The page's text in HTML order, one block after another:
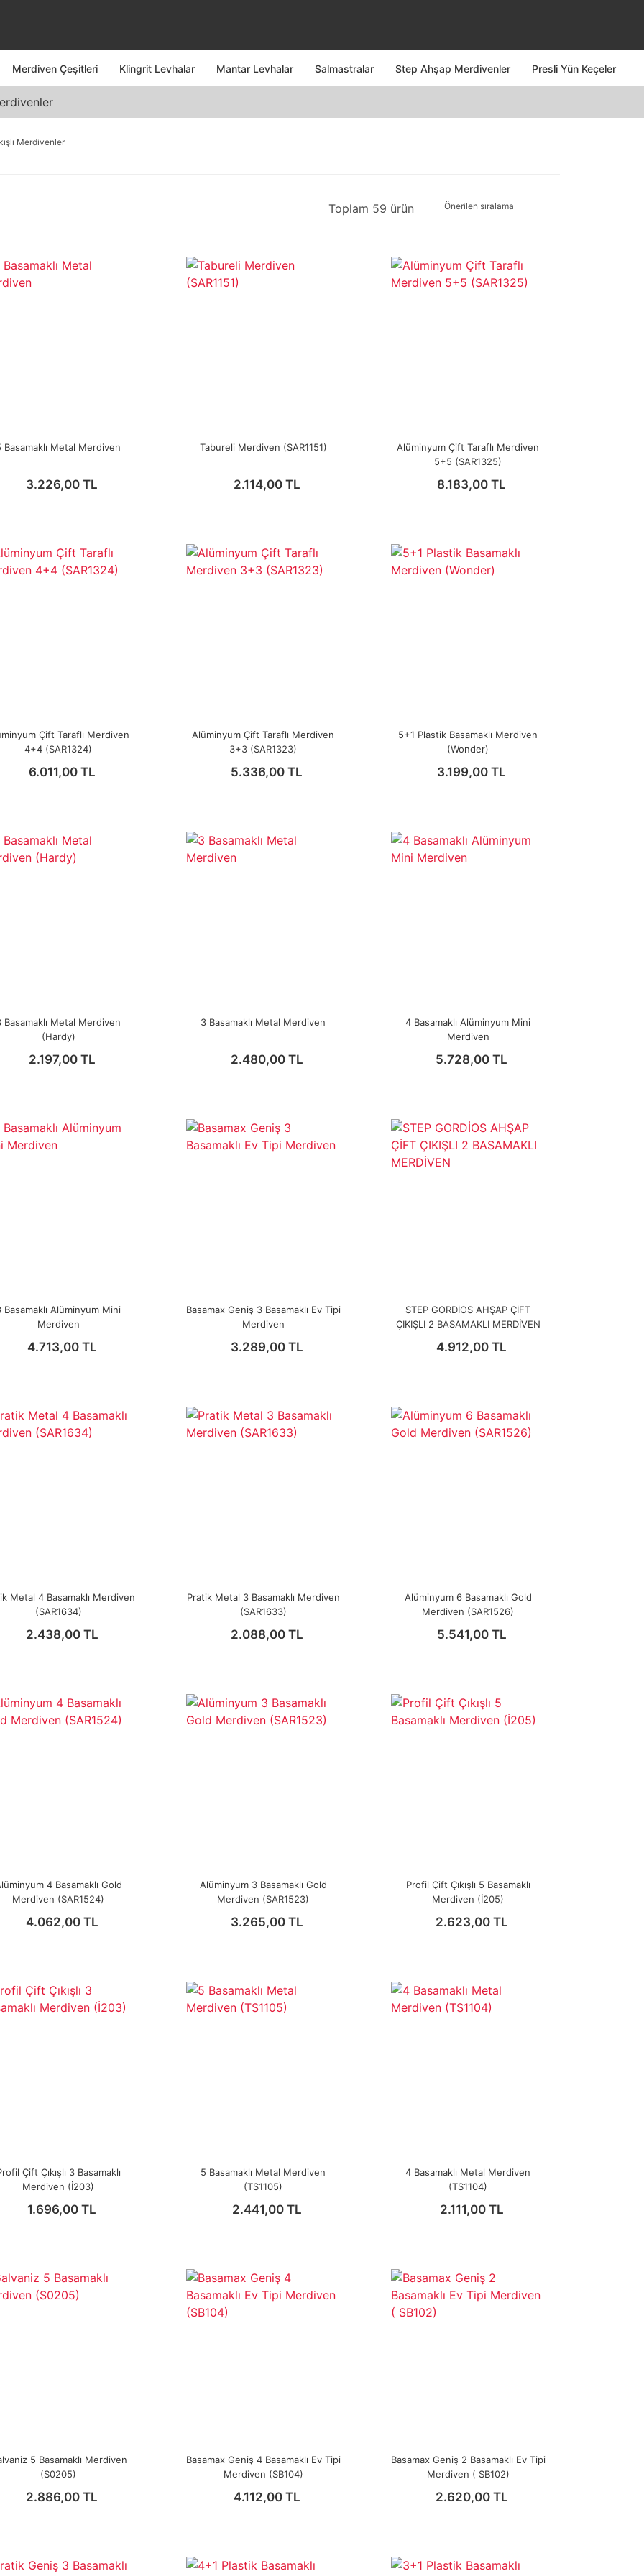
Merdiven Çeşitleri Klingrit Levhalar Mantar Levhalar Salmastralar Step Ahşap Merdivenler Presli Yün Keçeler
Merdivenler
Toplam 59 ürün
Basamaklı Metal Merdiven
3.226,00 TL
Tabureli Merdiven (SAR1151)
2.114,00 TL
Alüminyum Çift Taraflı Merdiven
5+5 (SAR1325)
8.183,00 TL
Çift Taraflı Merdiven
4+4 (SAR1324)
6.011,00 TL
Alüminyum Çift Taraflı Merdiven
3+3 (SAR1323)
5.336,00 TL
5+1 Plastik Basamaklı Merdiven
(Wonder)
3.199,00 TL
Basamaklı Metal Merdiven
(Hardy)
2.197,00 TL
3 Basamaklı Metal Merdiven
2.480,00 TL
4 Basamaklı Alüminyum Mini
Merdiven
5.728,00 TL
Basamaklı Alüminyum Mini
Merdiven
4.713,00 TL
Basamax Geniş 3 Basamaklı Ev Tipi
Merdiven
3.289,00 TL
STEP GORDİOS AHŞAP ÇİFT
ÇIKIŞLI 2 BASAMAKLI MERDİVEN
4.912,00 TL
Metal 4 Basamaklı Merdiven
(SAR1634)
2.438,00 TL
Pratik Metal 3 Basamaklı Merdiven
(SAR1633)
2.088,00 TL
Alüminyum 6 Basamaklı Gold
Merdiven (SAR1526)
5.541,00 TL
4 Basamaklı Gold
Merdiven (SAR1524)
4.062,00 TL
Alüminyum 3 Basamaklı Gold
Merdiven (SAR1523)
3.265,00 TL
Profil Çift Çıkışlı 5 Basamaklı
Merdiven (İ205)
2.623,00 TL
Çift Çıkışlı 3 Basamaklı
Merdiven (İ203)
1.696,00 TL
5 Basamaklı Metal Merdiven
(TS1105)
2.441,00 TL
4 Basamaklı Metal Merdiven
(TS1104)
2.111,00 TL
5 Basamaklı Merdiven
(S0205)
2.886,00 TL
Basamax Geniş 4 Basamaklı Ev Tipi
Merdiven (SB104)
4.112,00 TL
Basamax Geniş 2 Basamaklı Ev Tipi
Merdiven ( SB102)
2.620,00 TL